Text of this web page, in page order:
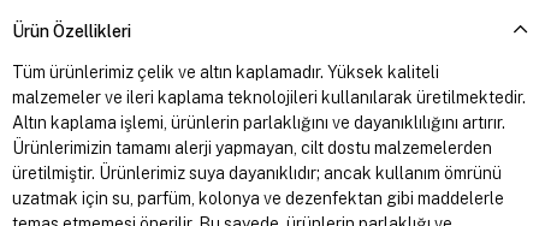
Ürün Özellikleri
Tüm ürünlerimiz çelik ve altın kaplamadır. Yüksek kaliteli
malzemeler ve ileri kaplama teknolojileri kullanılarak üretilmektedir.
Altın kaplama işlemi, ürünlerin parlaklığını ve dayanıklılığını artırır.
Ürünlerimizin tamamı alerji yapmayan, cilt dostu malzemelerden
üretilmiştir. Ürünlerimiz suya dayanıklıdır; ancak kullanım ömrünü
uzatmak için su, parfüm, kolonya ve dezenfektan gibi maddelerle